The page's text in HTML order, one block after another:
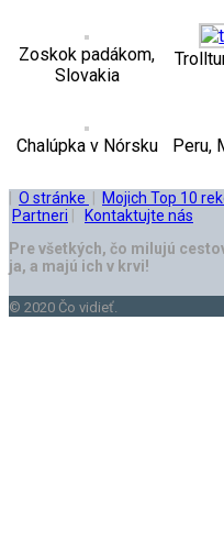
Zoskok padákom,
Slovakia
Chalúpka v Nórsku Peru,
O stránke Mojich Top 10
Partneri
Kontaktujte nás
Pre všetkých, čo milujú
ja, a majú ich v krvi!
© 2020 Čo vidieť.